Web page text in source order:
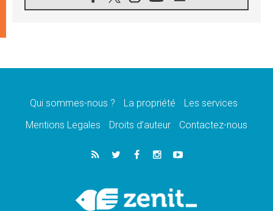
Léon XIV au sanctuaire de Notre Dame du
08.08.2026
08.08.2026
catholiques
Au Bangladesh, l'Église accompagne les
Dalits sur le chemin de la dignité
Philippines: le vicariat apostolique de
Calapan devient un diocèse
Qui sommes-nous ? La propriété
Les services
Mentions Legales
Droits d’auteur Contactez-nous